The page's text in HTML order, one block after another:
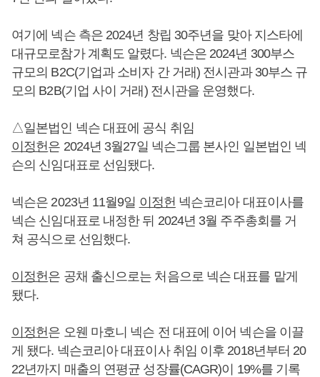
여기에 넥슨 측은 2024년 창립 30주년을 맞아 지스타에
대규모로참가 계획도 알렸다. 넥슨은 2024년 300부스
규모의 B2C(기업과 소비자 간 거래) 전시관과 30부스 규
모의 B2B(기업 사이 거래) 전시관을 운영했다.
△일본법인 넥슨 대표에 공식 취임
이정헌은 2024년 3월27일 넥슨그룹 본사인 일본법인 넥
슨의 신임대표로 선임됐다.
넥슨은 2023년 11월9일 이정헌 넥슨코리아 대표이사를
넥슨 신임대표로 내정한 뒤 2024년 3월 주주총회를 거
쳐 공식으로 선임했다.
이정헌은 공채 출신으로는 처음으로 넥슨 대표를 맡게
됐다.
이정헌은 오웬 마호니 넥슨 전 대표에 이어 넥슨을 이끌
게 됐다. 넥슨코리아 대표이사 취임 이후 2018년부터 20
22년까지 매출의 연평균 성장률(CAGR)이 19%를 기록